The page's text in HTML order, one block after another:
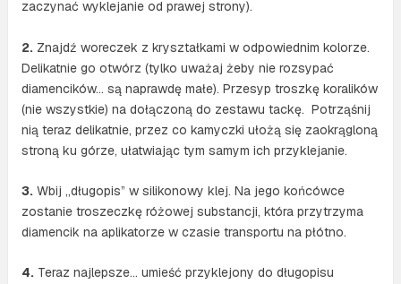
zaczynać wyklejanie od prawej strony).
2.Znajdź woreczek z kryształkami w odpowiednim kolorze.
Delikatnie go otwórz (tylko uważaj żeby nie rozsypać
diamencików… są naprawdę małe). Przesyp troszkę koralików
(nie wszystkie) na dołączoną do zestawu tackę. Potrząśnij
nią teraz delikatnie, przez co kamyczki ułożą się zaokrągloną
stroną ku górze, ułatwiając tym samym ich przyklejanie.
3.Wbij „długopis” w silikonowy klej. Na jego końcówce
zostanie troszeczkę różowej substancji, która przytrzyma
diamencik na aplikatorze w czasie transportu na płótno.
4.Teraz najlepsze… umieść przyklejony do długopisu